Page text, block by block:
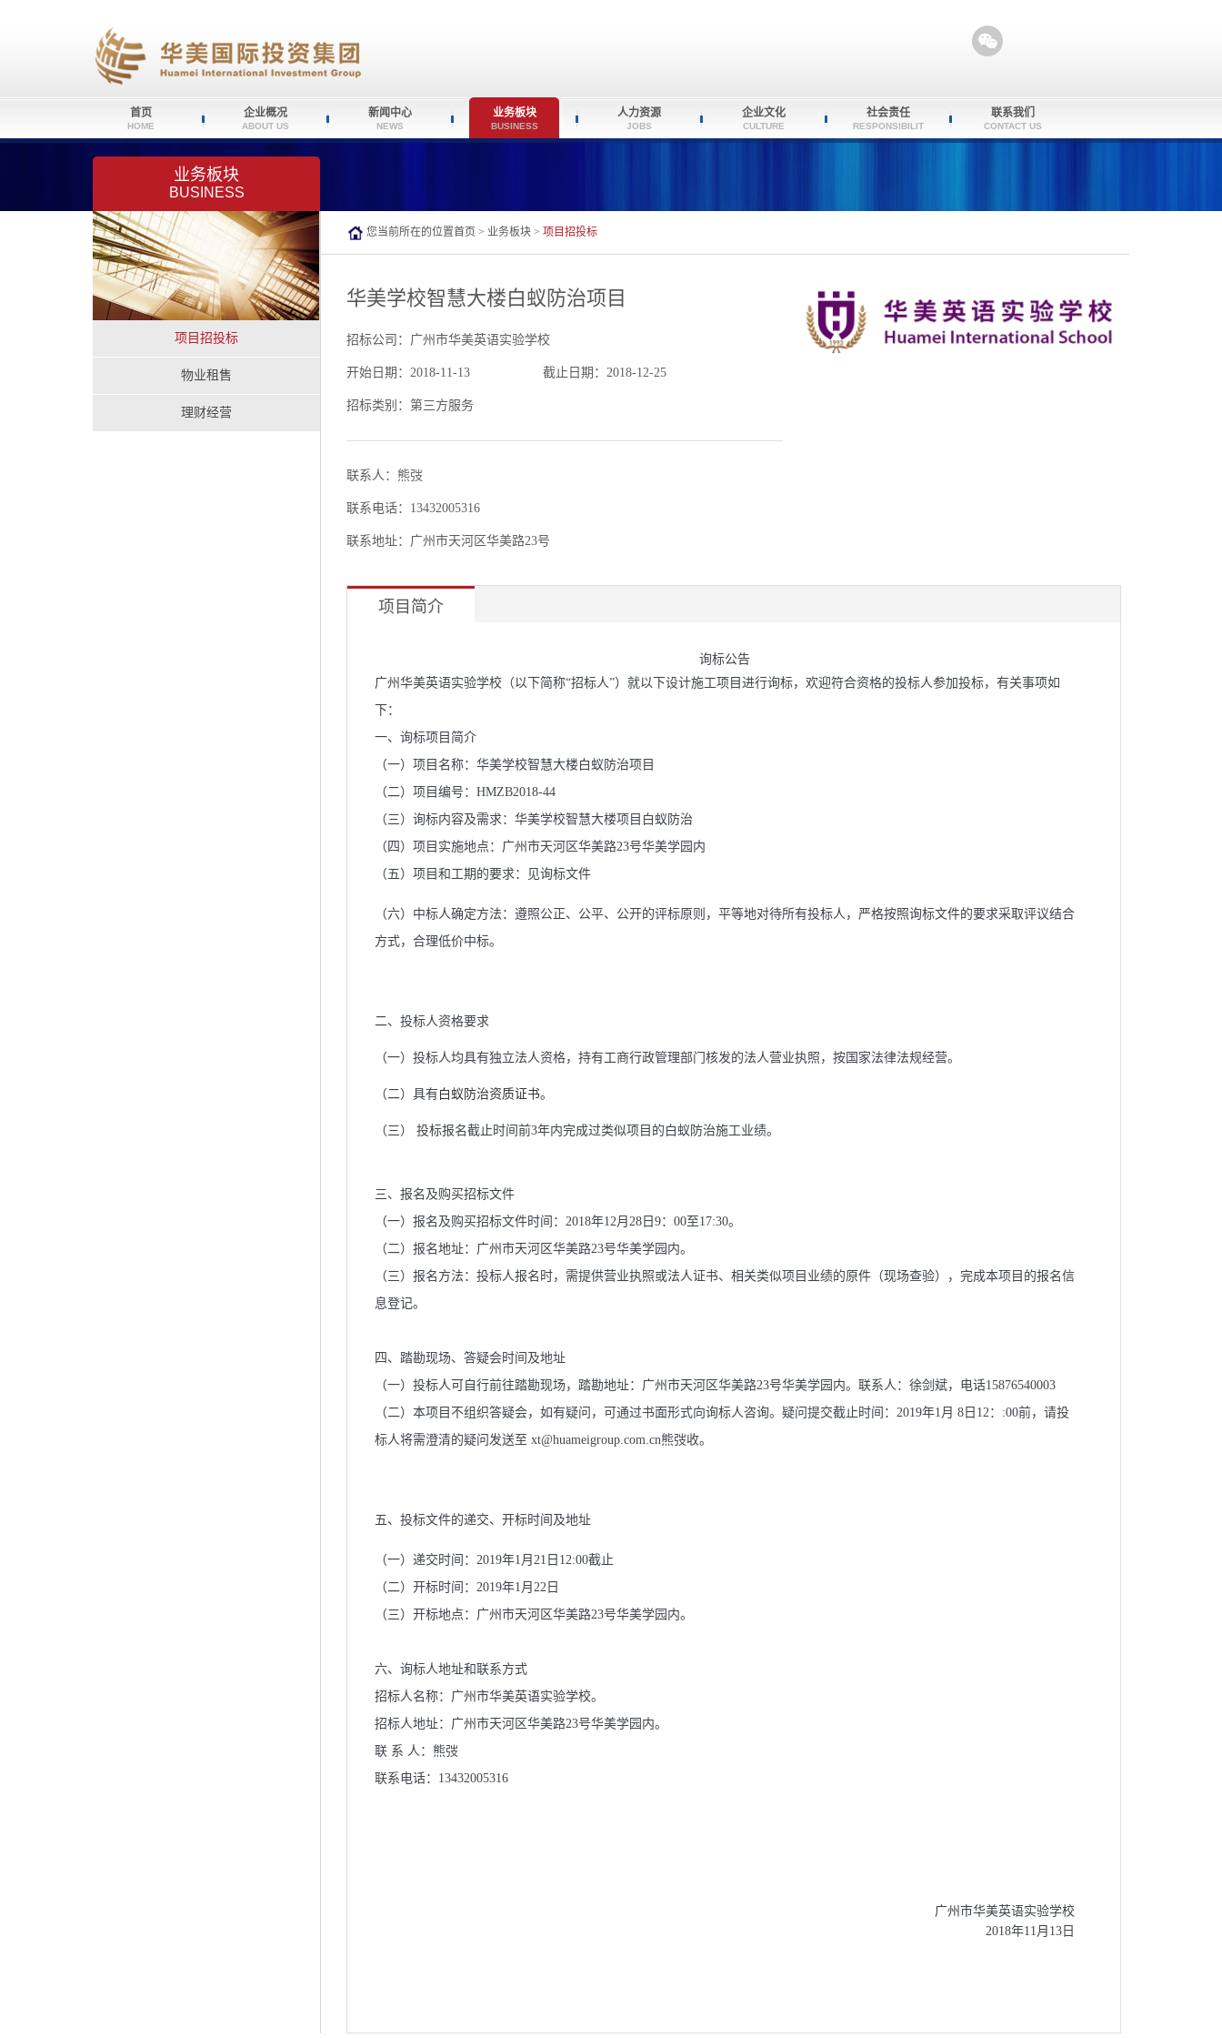
首页
HOME
企业概况
ABOUT US
新闻中心
NEWS
业务板块
BUSINESS
人力资源
JOBS
企业文化
CULTURE
社会责任
RESPONSIBILIT
联系我们
CONTACT US
业务板块
BUSINESS
项目招投标
物业租售
理财经营
您当前所在的位置首页 > 业务板块 > 项目招投标
华美学校智慧大楼白蚁防治项目
招标公司：广州市华美英语实验学校
开始日期：2018-11-13 截止日期：2018-12-25
招标类别：第三方服务
联系人：熊弢
联系电话：13432005316
联系地址：广州市天河区华美路23号
项目简介
询标公告
广州华美英语实验学校（以下简称“招标人”）就以下设计施工项目进行询标，欢迎符合资格的投标人参加投标，有关事项如
下：
一、 询标项目简介
（一）项目名称：华美学校智慧大楼白蚁防治项目
（二）项目编号：HMZB2018-44
（三） 询标内容及需求：华美学校智慧大楼项目白蚁防治
（四）项目实施地点：广州市天河区华美路23号华美学园内
（五）项目和工期的要求：见询标文件
（六）中标人确定方法：遵照公正、公平、公开的评标原则， 平等地对待所有投标人， 严格按照询标文件的要求采取评议结合
方式，合理低价中标。
二、投标人资格要求
（一）投标人均具有独立法人资格，持有工商行政管理部门核发的法人营业执照，按国家法律法规经营。
（二）具有白蚁防治资质证书。
（三） 投标报名截止时间前3年内完成过类似项目的白蚁防治施工业绩。
三、报名及购买招标文件
（一）报名及购买招标文件时间：2018年12月28日9：00至17:30。
（二）报名地址：广州市天河区华美路23号华美学园内。
（三）报名方法：投标人报名时，需提供营业执照或法人证书、相关类似项目业绩的原件（现场查验），完成本项目的报名信
息登记。
四、踏勘现场、答疑会时间及地址
（一）投标人可自行前往踏勘现场，踏勘地址：广州市天河区华美路23号华美学园内。联系人：徐剑斌，电话15876540003
（二）本项目不组织答疑会，如有疑问，可通过书面形式向询标人咨询。疑问提交截止时间：2019年1月 8日12：:00前，请投
标人将需澄清的疑问发送至 xt@huameigroup.com.cn熊弢收。
五、投标文件的递交、开标时间及地址
（一）递交时间：2019年1月21日12:00截止
（二）开标时间：2019年1月22日
（三）开标地点：广州市天河区华美路23号华美学园内。
六、 询标人地址和联系方式
招标人名称：广州市华美英语实验学校。
招标人地址：广州市天河区华美路23号华美学园内。
联 系 人：熊弢
联系电话：13432005316
广州市华美英语实验学校
2018年11月13日